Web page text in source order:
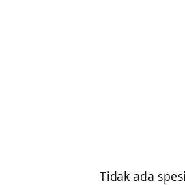
Tidak ada